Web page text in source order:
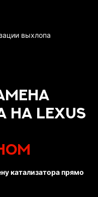
на Lexus
катализатора прямо
выхлопа